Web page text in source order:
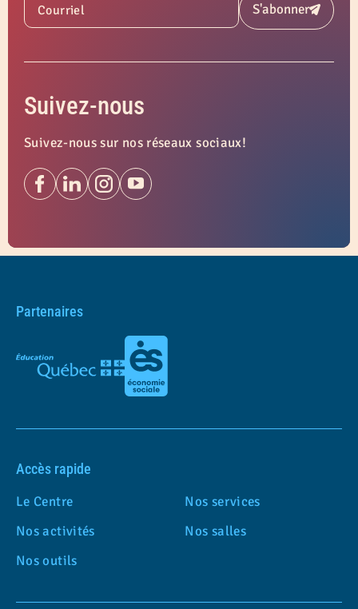
Courriel S'abonnerSoumettre
Suivez-nous
Suivez-nous sur nos réseaux sociaux!
Partenaires
Accès rapide
Le Centre
Nos services
Nos activités
Nos salles
Nos outils